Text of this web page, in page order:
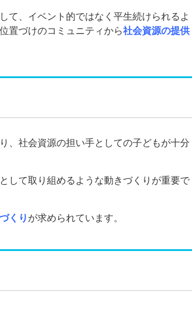
て、イベント的ではなく平生続けられるよ
置づけのコミュニティから社会資源の提供
、社会資源の担い手としての子どもが十分
して取り組めるような動きづくりが重要で
くり が求められています。